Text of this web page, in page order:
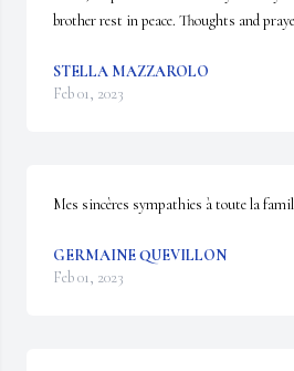
brother rest in peace. Thoughts and
STELLA MAZZAROLO
Feb 01, 2023
Mes sincères sympathies à toute la
GERMAINE QUEVILLON
Feb 01, 2023